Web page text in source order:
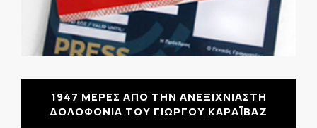
1947 ΜΕΡΕΣ ΑΠΟ ΤΗΝ ΑΝΕΞΙΧΝΙΑΣΤΗ
ΔΟΛΟΦΟΝΙΑ ΤΟΥ ΓΙΩΡΓΟΥ ΚΑΡΑΪΒΑΖ